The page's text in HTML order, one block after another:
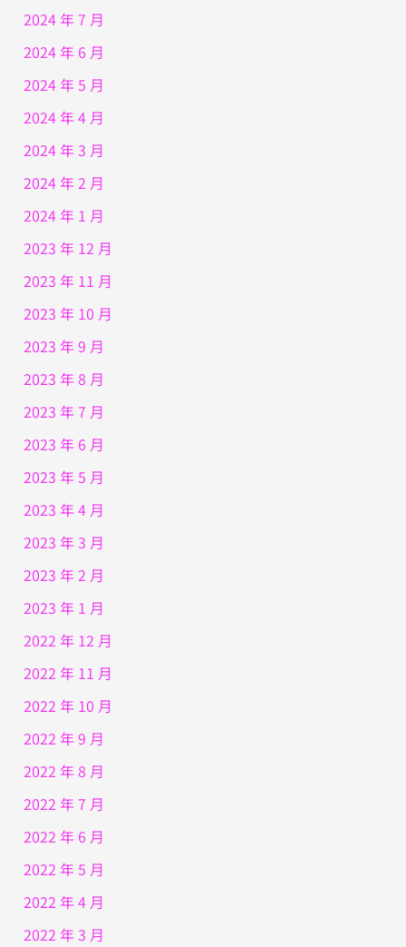
2024 年 7 月
2024 年 6 月
2024 年 5 月
2024 年 4 月
2024 年 3 月
2024 年 2 月
2024 年 1 月
2023 年 12 月
2023 年 11 月
2023 年 10 月
2023 年 9 月
2023 年 8 月
2023 年 7 月
2023 年 6 月
2023 年 5 月
2023 年 4 月
2023 年 3 月
2023 年 2 月
2023 年 1 月
2022 年 12 月
2022 年 11 月
2022 年 10 月
2022 年 9 月
2022 年 8 月
2022 年 7 月
2022 年 6 月
2022 年 5 月
2022 年 4 月
2022 年 3 月